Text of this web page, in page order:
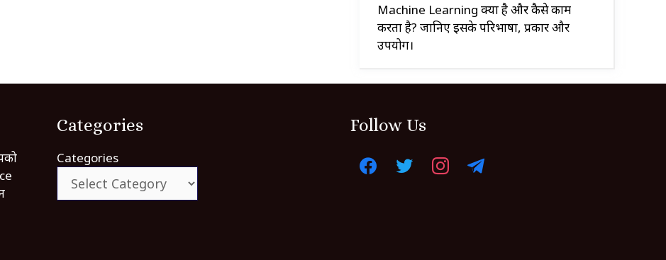
Machine Learning क्या है और कैसे काम
करता है? जानिए इसके परिभाषा, प्रकार और
उपयोग।
Categories
Categories
Follow Us